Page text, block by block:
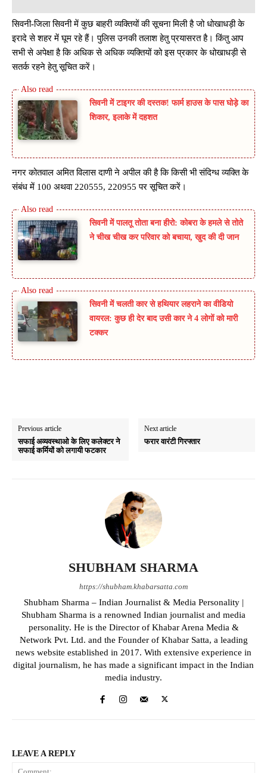
सिवनी-जिला सिवनी में कुछ बाहरी व्यक्तियों की सूचना मिली है जो धोखाधड़ी के
इरादे से शहर में घूम रहे हैं। पुलिस उनकी तलाश हेतु प्रयासरत है। किंतु आप
सभी से अपेक्षा है कि अधिक से अधिक व्यक्तियों को इस प्रकार के धोखाधड़ी से
सतर्क रहने हेतु सूचित करें।
सिवनी में टाइगर की दस्तक! फार्म हाउस के पास घोड़े का
शिकार, इलाके में दहशत
नगर कोतवाल अमित विलास दाणी ने अपील की है कि किसी भी संदिग्ध व्यक्ति के
संबंध में 100 अथवा 220555, 220955 पर सूचित करें।
सिवनी में पालतू तोता बना हीरो: कोबरा के हमले से तोते
ने चीख चीख कर परिवार को बचाया, खुद की दी जान
सिवनी में चलती कार से हथियार लहराने का वीडियो
वायरल: कुछ ही देर बाद उसी कार ने 4 लोगों को मारी
टक्कर
Previous article
सफाई अव्यवस्थाओ के लिए कलेक्टर ने
सफाई कर्मियों को लगायी फटकार
Next article
फरार वारंटी गिरफ्तार
SHUBHAM SHARMA
https://shubham.khabarsatta.com
Shubham Sharma – Indian Journalist & Media Personality |
Shubham Sharma is a renowned Indian journalist and media
personality. He is the Director of Khabar Arena Media &
Network Pvt. Ltd. and the Founder of Khabar Satta, a leading
news website established in 2017. With extensive experience in
digital journalism, he has made a significant impact in the Indian
media industry.
LEAVE A REPLY